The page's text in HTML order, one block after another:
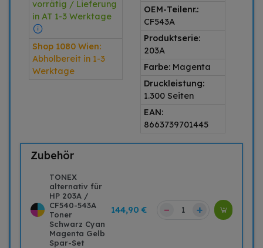
vorrätig / Lieferung
in AT 1-3 Werktage
Shop 1080 Wien:
Abholbereit in 1-3
Werktage
OEM-Teilenr.:
CF543A
Produktserie:
203A
Farbe: Magenta
Druckleistung:
1.300 Seiten
EAN:
8663739701445
Zubehör
TONEX
alternativ für
HP 203A /
CF540-543A
Toner
Schwarz Cyan
Magenta Gelb
Spar-Set
144,90 € – +